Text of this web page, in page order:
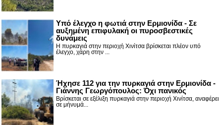
Υπό έλεγχο η φωτιά στην Ερμιονίδα - Σε
αυξημένη επιφυλακή οι πυροσβεστικές
δυνάμεις
Η πυρκαγιά στην περιοχή Χινίτσα βρίσκεται πλέον υπό
έλεγχο, χάρη στην ...
Ήχησε 112 για την πυρκαγιά στην Ερμιονίδα -
Γιάννης Γεωργόπουλος: Όχι πανικός
Βρίσκεται σε εξέλιξη πυρκαγιά στην περιοχή Χινίτσα, αναφέρει
σε μήνυμά...